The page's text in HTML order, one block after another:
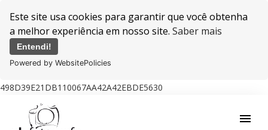
Este site usa cookies para garantir que você obtenha
a melhor experiência em nosso site. Saber mais
Entendi!
Powered by WebsitePolicies
498D39E21DB110067AA42A42EBDE5630
menu